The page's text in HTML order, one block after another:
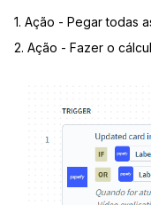
1. Ação - Pegar todas
2. Ação - Fazer o